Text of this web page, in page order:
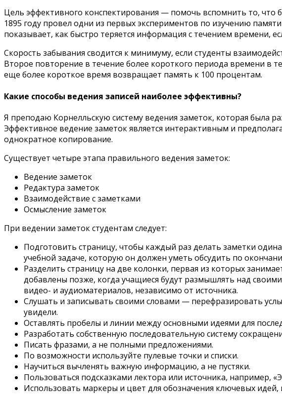
Цель эффективного конспектирования — помочь вспомнить то, что
1895 году провел одни из первых экспериментов по изучению
показывает, как быстро теряется информация с течением времени,
Скорость забывания сводится к минимуму, если студенты
Второе повторение в течение более короткого периода времени в
еще более короткое время возвращает память к 100 процентам.
Какие способы ведения записей наиболее эффективны?
Я преподаю Корнелльскую систему ведения заметок, которая была
Эффективное ведение заметок является интерактивным и
однократное копирование.
Существует четыре этапа правильного ведения заметок:
Ведение заметок
Редактура заметок
Взаимодействие с заметками
Осмысление заметок
При ведении заметок студентам следует:
Подготовить страницу, чтобы каждый раз делать заметки
учебной задаче, которую он должен уметь обсудить по
Разделить страницу на две колонки, первая из которых
добавлены позже, когда учащиеся будут размышлять над
видео- и аудиоматериалов, независимо от источника.
Слушать и записывать своими словами — перефразировать
увидели.
Оставлять пробелы и линии между основными идеями для
Разработать собственную последовательную систему
Писать фразами, а не полными предложениями.
По возможности используйте пулевые точки и списки.
Научиться вычленять важную информацию, а не пустяки.
Пользоваться подсказками лектора или источника, например,
Использовать маркеры и цвет для обозначения ключевых